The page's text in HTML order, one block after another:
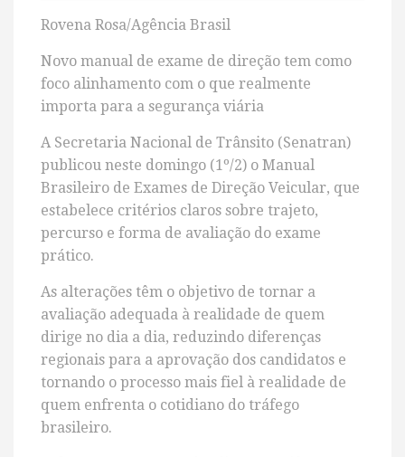
Rovena Rosa/Agência Brasil
Novo manual de exame de direção tem como
foco alinhamento com o que realmente
importa para a segurança viária
A Secretaria Nacional de Trânsito (Senatran)
publicou neste domingo (1º/2) o Manual
Brasileiro de Exames de Direção Veicular, que
estabelece critérios claros sobre trajeto,
percurso e forma de avaliação do exame
prático.
As alterações têm o objetivo de tornar a
avaliação adequada à realidade de quem
dirige no dia a dia, reduzindo diferenças
regionais para a aprovação dos candidatos e
tornando o processo mais fiel à realidade de
quem enfrenta o cotidiano do tráfego
brasileiro.